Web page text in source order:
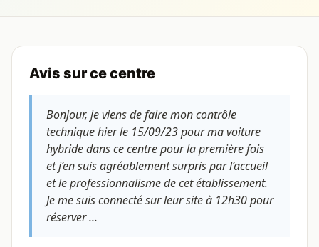
Avis sur ce centre
Bonjour, je viens de faire mon contrôle
technique hier le 15/09/23 pour ma voiture
hybride dans ce centre pour la première fois
et j’en suis agréablement surpris par l’accueil
et le professionnalisme de cet établissement.
Je me suis connecté sur leur site à 12h30 pour
réserver ...